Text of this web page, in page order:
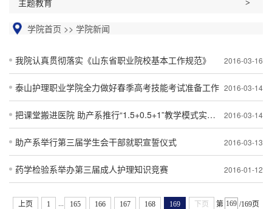
主题教育
学院首页 >> 学院新闻
我院认真贯彻落实《山东省职业院校基本工作规范》 2016-03-16
泰山护理职业学院全力做好春季高考技能考试准备工作 2016-03-14
把课堂搬进医院 助产系推行“1.5+0.5+1”教学模式实践校企一体化育人 2016-03-14
助产系举行第三届学生会干部就职宣誓仪式 2016-03-13
药学检验系举办第三届成人护理知识竞赛 2016-01-12
上页 1 165 166 167 168 169 下页 第
/169页